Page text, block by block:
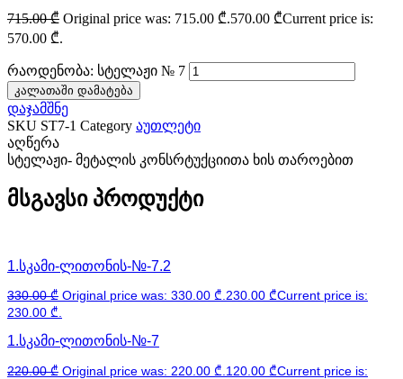
715.00₾ Original price was: 715.00 ₾.570.00 ₾Current price is:
570.00 ₾.
რაოდენობა: სტელაჟი № 7
კალათაში დამატება
დაჯამშნე
SKU ST7-1 Category აუთლეტი
აღწერა
სტელაჟი- მეტალის კონსრტუქციითა ხის თაროებით
მსგავსი პროდუქტი
1.სკამი-ლითონის-№-7.2
330.00₾ Original price was: 330.00 ₾. 230.00 ₾Current price is:
230.00 ₾.
1.სკამი-ლითონის-№-7
220.00₾ Original price was: 220.00 ₾. 120.00 ₾Current price is: